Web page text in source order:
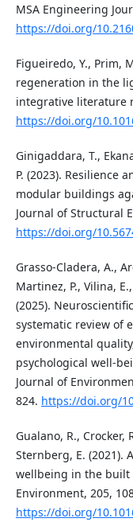
MSA Engineering
https://doi.org/
Figueiredo, Y., Prim,
regeneration in the
integrative literature
https://doi.org/
Ginigaddara, T.,
P. (2023). Resilience
modular buildings
Journal of Structural
https://doi.org/
Grasso-Cladera, A.,
Martinez, P., Vilina,
(2025).
systematic review of
environmental
psychological well-
Journal of
824. https://doi.org/
Gualano, R., Crocker,
Sternberg, E. (2021).
wellbeing in the
Environment, 205,
https://doi.org/